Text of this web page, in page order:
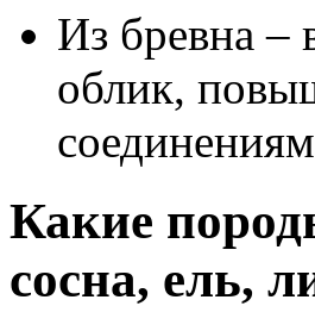
Из бревна –
облик,
Какие
сосна, ель,